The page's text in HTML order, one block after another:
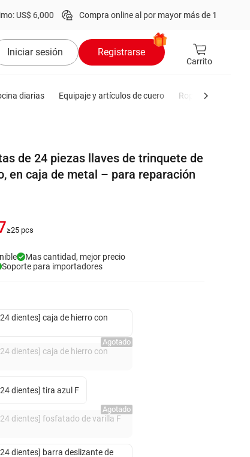
Compra online al por mayor más de1 millónde
Iniciar sesión Registrarse
Carrito
diarias Equipaje y artículos de cuero Ropa de hombre
de 24 piezas llaves de trinquete de
en caja de metal – para reparación
≥25 pcs
Mas cantidad, mejor precio
Soporte para importadores
dientes] caja de hierro con
Agotado
dientes] caja de hierro con
dientes] tira azul F
Agotado
dientes] fosfatado de varilla F
dientes] barra deslizante de